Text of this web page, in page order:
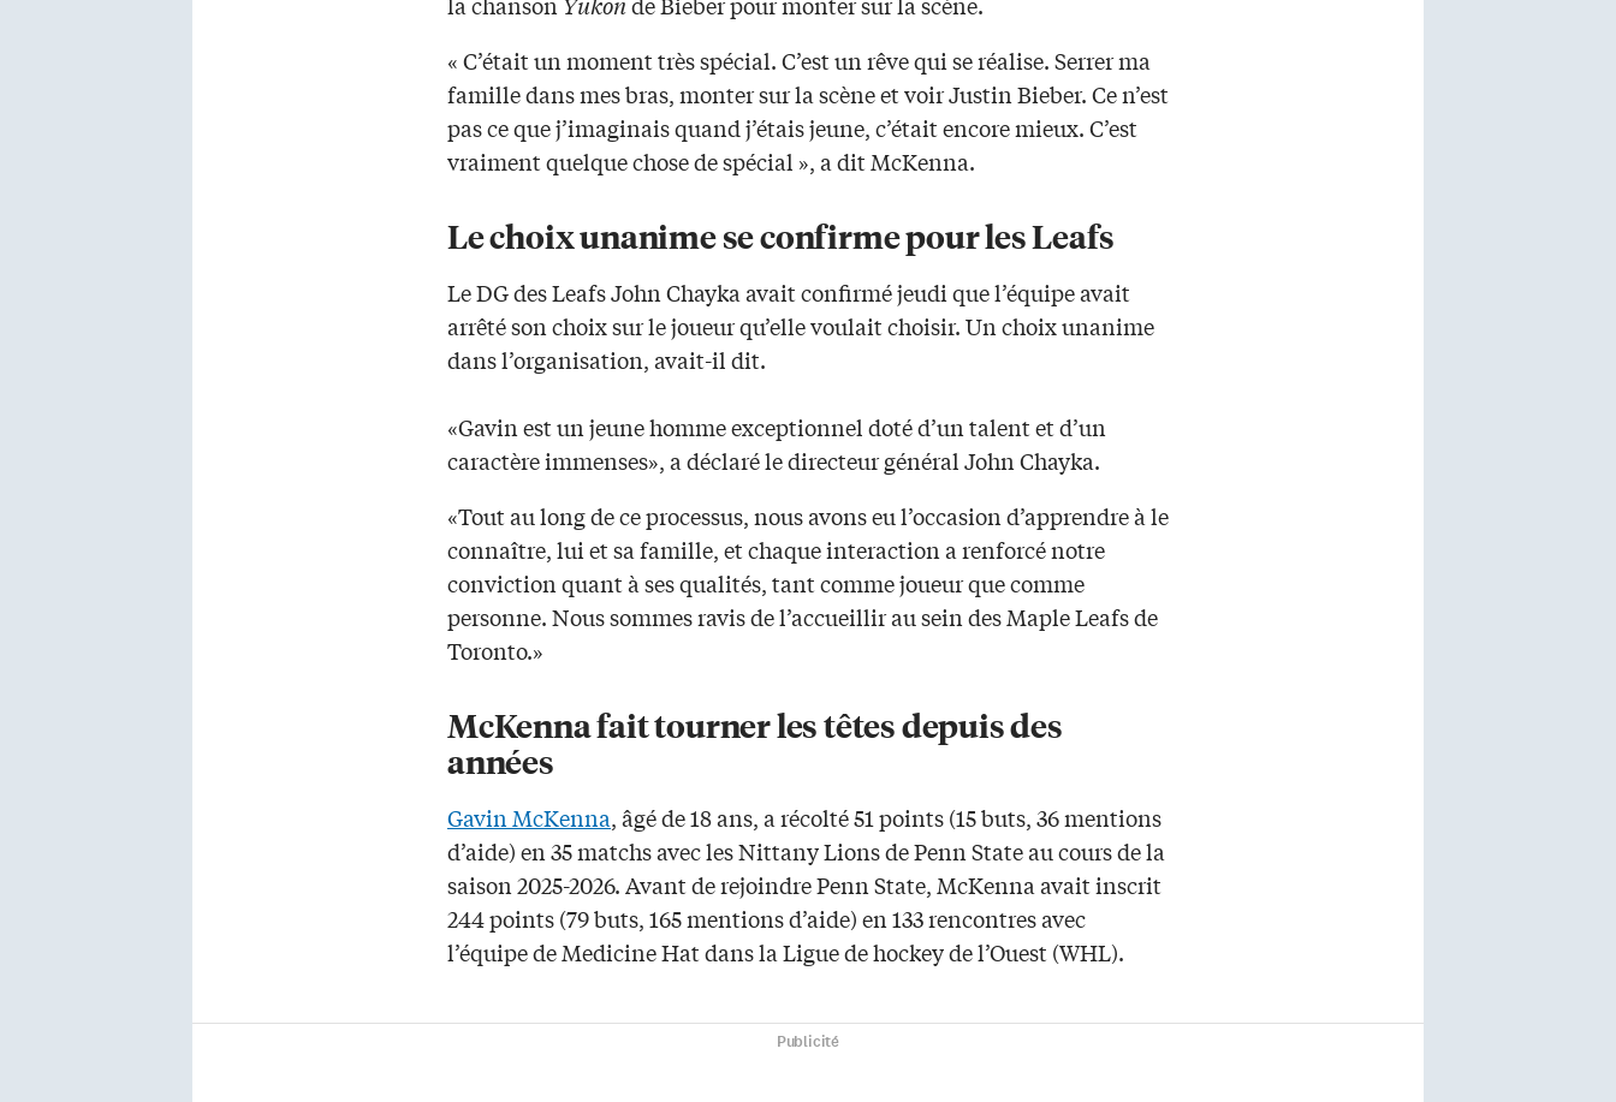
« C’était un moment très spécial. C’est un rêve qui se réalise. Serrer ma
famille dans mes bras, monter sur la scène et voir Justin Bieber. Ce n’est
pas ce que j’imaginais quand j’étais jeune, c’était encore mieux. C’est
vraiment quelque chose de spécial », a dit McKenna.
Le choix unanime se confirme pour les Leafs
Le DG des Leafs John Chayka avait confirmé jeudi que l’équipe avait
arrêté son choix sur le joueur qu’elle voulait choisir. Un choix unanime
dans l’organisation, avait-il dit.
«Gavin est un jeune homme exceptionnel doté d’un talent et d’un
caractère immenses», a déclaré le directeur général John Chayka.
«Tout au long de ce processus, nous avons eu l’occasion d’apprendre à le
connaître, lui et sa famille, et chaque interaction a renforcé notre
conviction quant à ses qualités, tant comme joueur que comme
personne. Nous sommes ravis de l’accueillir au sein des Maple Leafs de
Toronto.»
McKenna fait tourner les têtes depuis des
années
Gavin McKenna, âgé de 18 ans, a récolté 51 points (15 buts, 36 mentions
d’aide) en 35 matchs avec les Nittany Lions de Penn State au cours de la
saison 2025-2026. Avant de rejoindre Penn State, McKenna avait inscrit
244 points (79 buts, 165 mentions d’aide) en 133 rencontres avec
l’équipe de Medicine Hat dans la Ligue de hockey de l’Ouest (WHL).
Publicité